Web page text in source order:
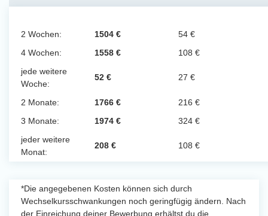
2 Wochen: 1504 €
54 €
4 Wochen:
1558 €
108 €
jede weitere
Woche:
52 € 27 €
2 Monate: 1766 €
216 €
3 Monate:
1974 €
324 €
jeder weitere
Monat:
208 € 108 €
*Die angegebenen Kosten können sich durch
Wechselkursschwankungen noch geringfügig ändern. Nach
der Einreichung deiner Bewerbung erhältst du die